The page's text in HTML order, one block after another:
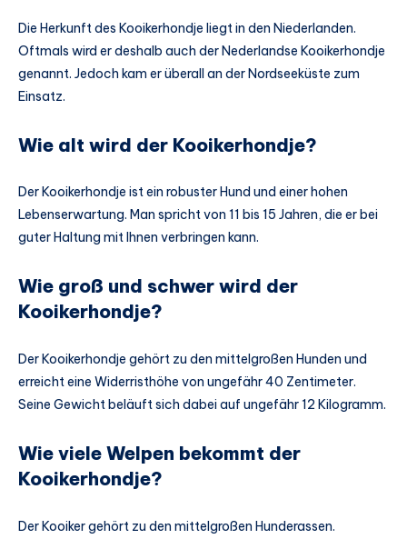
Die Herkunft des Kooikerhondje liegt in den Niederlanden.
Oftmals wird er deshalb auch der Nederlandse Kooikerhondje
genannt. Jedoch kam er überall an der Nordseeküste zum
Einsatz.
Wie alt wird der Kooikerhondje?
Der Kooikerhondje ist ein robuster Hund und einer hohen
Lebenserwartung. Man spricht von 11 bis 15 Jahren, die er bei
guter Haltung mit Ihnen verbringen kann.
Wie groß und schwer wird der
Kooikerhondje?
Der Kooikerhondje gehört zu den mittelgroßen Hunden und
erreicht eine Widerristhöhe von ungefähr 40 Zentimeter.
Seine Gewicht beläuft sich dabei auf ungefähr 12 Kilogramm.
Wie viele Welpen bekommt der
Kooikerhondje?
Der Kooiker gehört zu den mittelgroßen Hunderassen.